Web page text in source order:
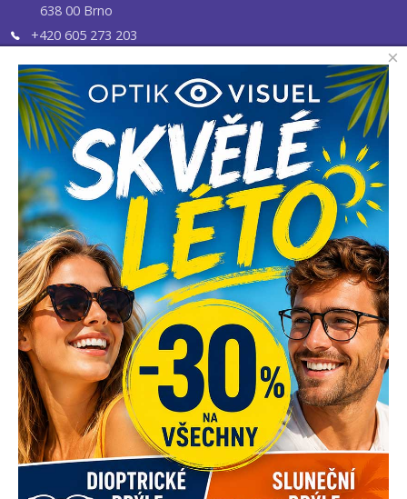
638 00 Brno
+420 605 273 203
Palackého tř. 62
612 00 Brno
+420 731 658 955
optik@optikvisuel.cz
Úvod
PROVOZOVNA BRNO PALACKÉHO
×